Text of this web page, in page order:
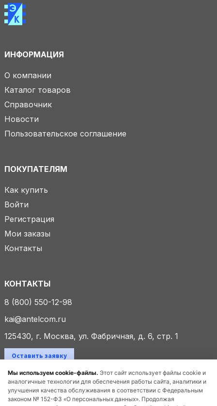
Мы используем cookie-файлы. Этот сайт использует файлы cookie и
аналогичные технологии для обеспечения работы сайта, аналитики и
улучшения качества обслуживания в соответствии с Федеральным
законом № 152-ФЗ «О персональных данных». Продолжая
ИНФОРМАЦИЯ
О компании
Каталог товаров
Справочник
Новости
Пользовательское соглашение
ПОКУПАТЕЛЯМ
Как купить
Войти
Регистрация
Мои заказы
Контакты
КОНТАКТЫ
8 (800) 550-12-98
kai@antelcom.ru
125430, г. Москва, ул. Фабричная, д. 6, стр. 1
Оставить заявку
© 2025 ООО «Антелком». Все права защищены.